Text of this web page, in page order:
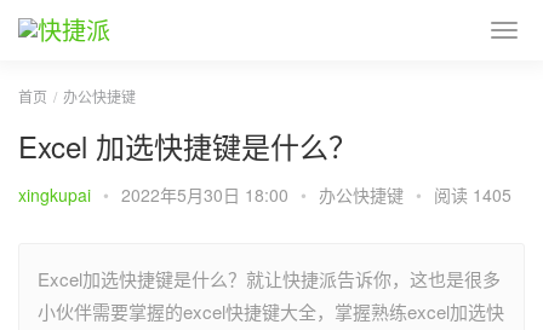
首页 办公快捷键
Excel 加选快捷键是什么？
xingkupai • 2022年5月30日 18:00 • 办公快捷键 • 阅读 1405
Excel加选快捷键是什么？就让快捷派告诉你，这也是很多
小伙伴需要掌握的excel快捷键大全，掌握熟练excel加选快